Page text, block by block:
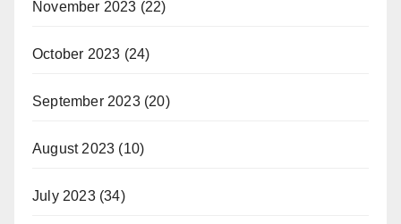
November 2023 (22)
October 2023 (24)
September 2023(20)
August 2023 (10)
July 2023(34)